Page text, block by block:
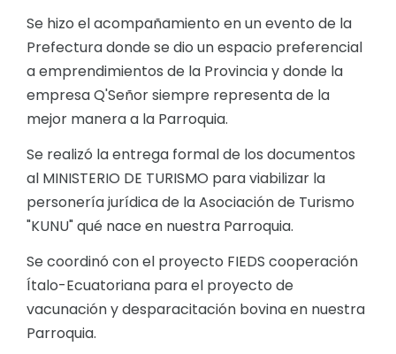
Se hizo el acompañamiento en un evento de la
Prefectura donde se dio un espacio preferencial
a emprendimientos de la Provincia y donde la
empresa Q'Señor siempre representa de la
mejor manera a la Parroquia.
Se realizó la entrega formal de los documentos
al MINISTERIO DE TURISMO para viabilizar la
personería jurídica de la Asociación de Turismo
"KUNU" qué nace en nuestra Parroquia.
Se coordinó con el proyecto FIEDS cooperación
Ítalo-Ecuatoriana para el proyecto de
vacunación y desparacitación bovina en nuestra
Parroquia.